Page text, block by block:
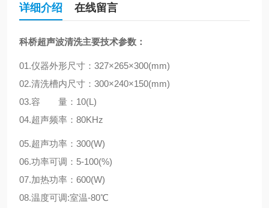
详细介绍 在线留言
科桥超声波清洗主要技术参数：
01.仪器外形尺寸：327×265×300(mm)
02.清洗槽内尺寸：300×240×150(mm)
03.容 量：10(L)
04.超声频率：80KHz
05.超声功率：300(W)
06.功率可调：5-100(%)
07.加热功率：600(W)
08.温度可调:室温-80℃